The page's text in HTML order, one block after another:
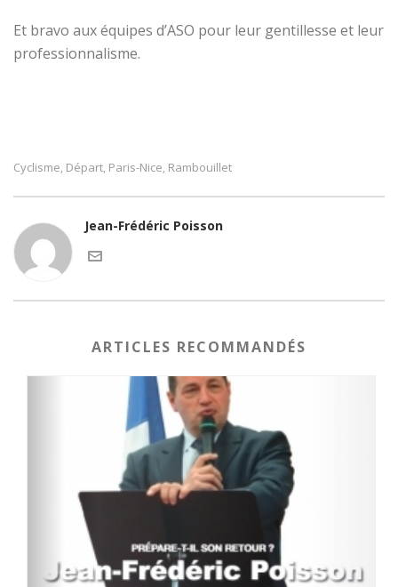
Et bravo aux équipes d’ASO pour leur gentillesse et leur
professionnalisme.
Cyclisme, Départ, Paris-Nice, Rambouillet
Jean-Frédéric Poisson
ARTICLES RECOMMANDÉS